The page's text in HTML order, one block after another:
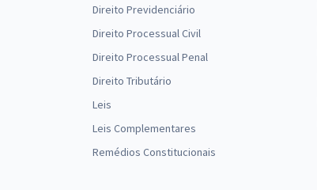
Direito Previdenciário
Direito Processual Civil
Direito Processual Penal
Direito Tributário
Leis
Leis Complementares
Remédios Constitucionais